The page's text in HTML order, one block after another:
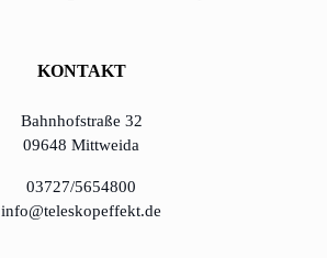
KONTAKT
Bahnhofstraße 32
09648 Mittweida
03727/5654800
info@teleskopeffekt.de